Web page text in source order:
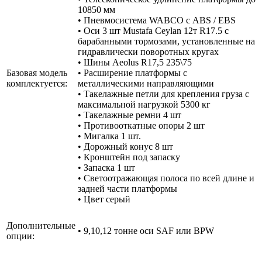
Базовая модель
комплектуется:
10850 мм
• Пневмосистема WABCO с ABS / EBS
• Оси 3 шт Mustafa Ceylan 12т R17.5 с
барабанными тормозами, установленные на
гидравлически поворотных кругах
• Шины Aeolus R17,5 235\75
• Расширение платформы с
металлическими направляющими
• Такелажные петли для крепления груза с
максимальной нагрузкой 5300 кг
• Такелажные ремни 4 шт
• Противооткатные опоры 2 шт
• Мигалка 1 шт.
• Дорожный конус 8 шт
• Кронштейн под запаску
• Запаска 1 шт
• Светоотражающая полоса по всей длине и
задней части платформы
• Цвет серый
Дополнительные
опции:
• 9,10,12 тонне оси SAF или BPW